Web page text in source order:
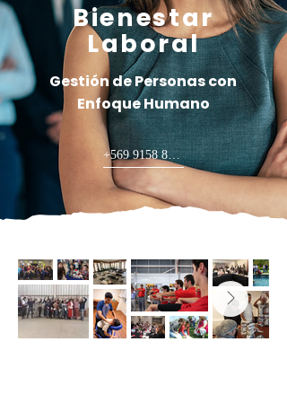
Bienestar
Laboral
Gestión de Personas con
Enfoque Humano
+569 9158 8249